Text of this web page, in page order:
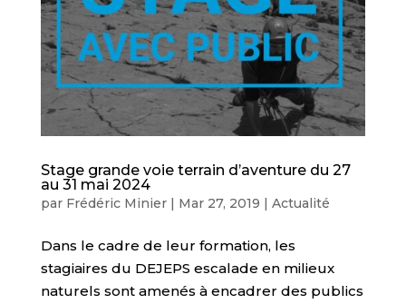
Stage grande voie terrain d’aventure du 27
au 31 mai 2024
par Frédéric Minier| Mar 27, 2019 | Actualité
Dans le cadre de leur formation, les
stagiaires du DEJEPS escalade en milieux
naturels sont amenés à encadrer des publics